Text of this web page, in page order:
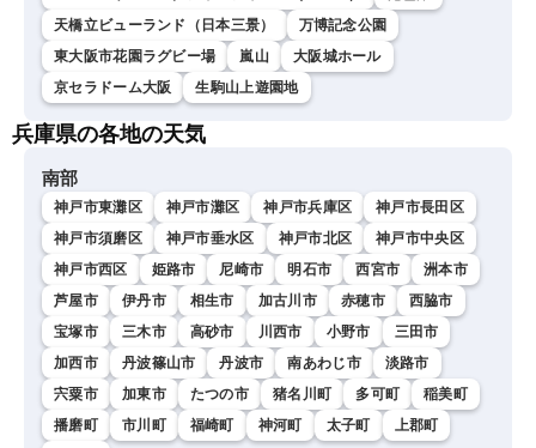
天橋立ビューランド（日本三景）
万博記念公園
東大阪市花園ラグビー場
嵐山
大阪城ホール
京セラドーム大阪
生駒山上遊園地
兵庫県の各地の天気
南部
神戸市東灘区 神戸市灘区 神戸市兵庫区
神戸市長田区
神戸市須磨区
神戸市垂水区 神戸市北区
神戸市中央区
神戸市西区
姫路市 尼崎市 明石市 西宮市
洲本市
芦屋市
伊丹市 相生市 加古川市 赤穂市
西脇市
宝塚市
三木市 高砂市 川西市 小野市
三田市
加西市
丹波篠山市 丹波市 南あわじ市
淡路市
宍粟市
加東市 たつの市 猪名川町 多可町
稲美町
播磨町
市川町 福崎町 神河町 太子町
上郡町